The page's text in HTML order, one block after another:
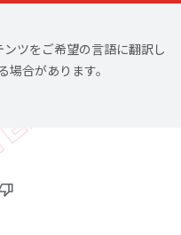
ツをご希望の言語に翻訳し
場合があります。